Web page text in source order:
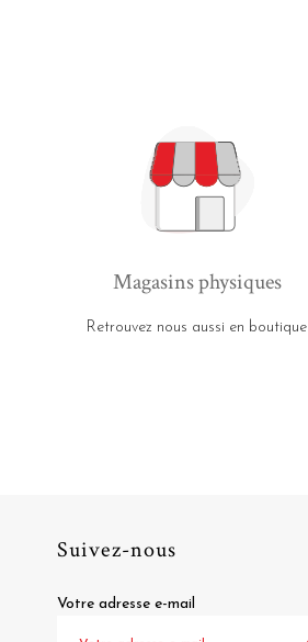
Magasins physiques
Retrouvez nous aussi en boutique
Suivez-nous
Votre adresse e-mail